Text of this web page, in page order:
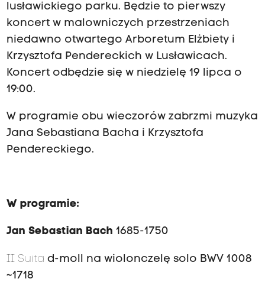
lusławickiego parku. Będzie to pierwszy
koncert w malowniczych przestrzeniach
niedawno otwartego Arboretum Elżbiety i
Krzysztofa Pendereckich w Lusławicach.
Koncert odbędzie się w niedzielę 19 lipca o
19:00.
W programie obu wieczorów zabrzmi muzyka
Jana Sebastiana Bacha i Krzysztofa
Pendereckiego.
W programie:
Jan Sebastian Bach 1685-1750
II Suita d-moll na wiolonczelę solo BWV 1008
~1718